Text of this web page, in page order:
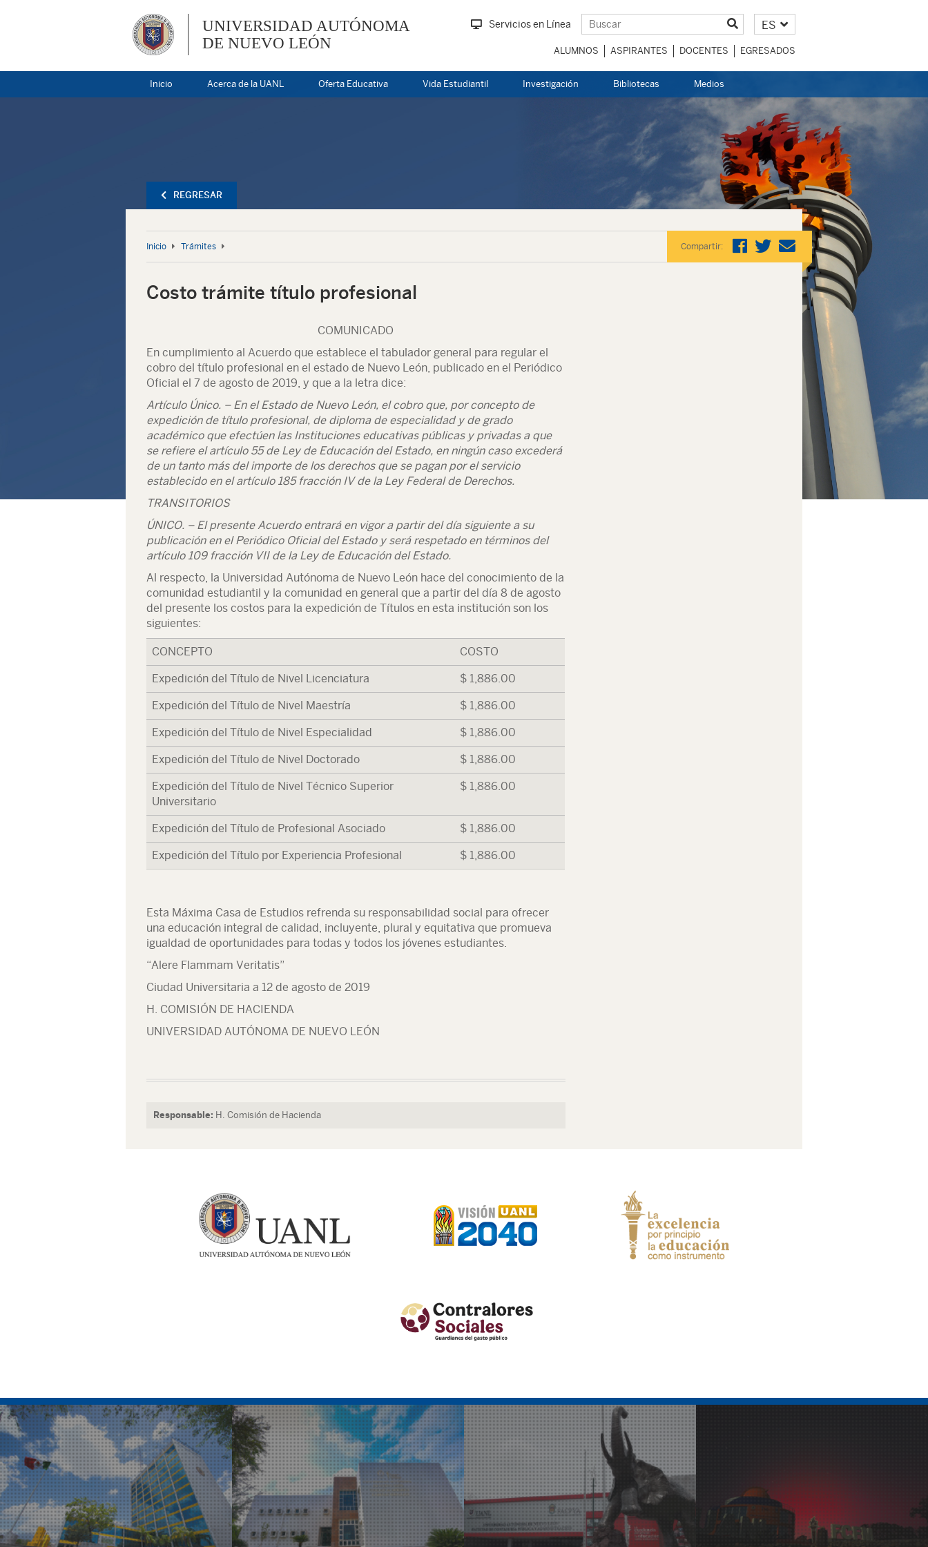
UNIVERSIDAD AUTÓNOMA
DE NUEVO LEÓN
Servicios en Línea ES
ALUMNOS ASPIRANTES DOCENTES EGRESADOS
Inicio Acerca de la UANL Oferta Educativa Vida Estudiantil Investigación Bibliotecas Medios
REGRESAR
Inicio Trámites Compartir:
Costo trámite título profesional
COMUNICADO
En cumplimiento al Acuerdo que establece el tabulador general para regular el
cobro del título profesional en el estado de Nuevo León, publicado en el Periódico
Oficial el 7 de agosto de 2019, y que a la letra dice:
Artículo Único. – En el Estado de Nuevo León, el cobro que, por concepto de
expedición de título profesional, de diploma de especialidad y de grado
académico que efectúen las Instituciones educativas públicas y privadas a que
se refiere el artículo 55 de Ley de Educación del Estado, en ningún caso excederá
de un tanto más del importe de los derechos que se pagan por el servicio
establecido en el artículo 185 fracción IV de la Ley Federal de Derechos.
TRANSITORIOS
ÚNICO. – El presente Acuerdo entrará en vigor a partir del día siguiente a su
publicación en el Periódico Oficial del Estado y será respetado en términos del
artículo 109 fracción VII de la Ley de Educación del Estado.
Al respecto, la Universidad Autónoma de Nuevo León hace del conocimiento de la
comunidad estudiantil y la comunidad en general que a partir del día 8 de agosto
del presente los costos para la expedición de Títulos en esta institución son los
siguientes:
CONCEPTO COSTO
Expedición del Título de Nivel Licenciatura $ 1,886.00
Expedición del Título de Nivel Maestría $ 1,886.00
Expedición del Título de Nivel Especialidad $ 1,886.00
Expedición del Título de Nivel Doctorado $ 1,886.00
Expedición del Título de Nivel Técnico Superior
Universitario
$ 1,886.00
Expedición del Título de Profesional Asociado $ 1,886.00
Expedición del Título por Experiencia Profesional $ 1,886.00
Esta Máxima Casa de Estudios refrenda su responsabilidad social para ofrecer
una educación integral de calidad, incluyente, plural y equitativa que promueva
igualdad de oportunidades para todas y todos los jóvenes estudiantes.
“Alere Flammam Veritatis”
Ciudad Universitaria a 12 de agosto de 2019
H. COMISIÓN DE HACIENDA
UNIVERSIDAD AUTÓNOMA DE NUEVO LEÓN
Responsable: H. Comisión de Hacienda